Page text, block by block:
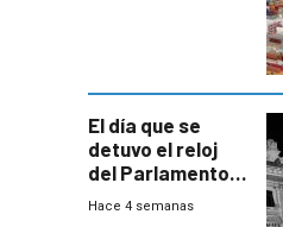
El día que se
detuvo el reloj
del Parlamento
para negociar
Hace 4 semanas